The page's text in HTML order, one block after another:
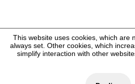
This website uses cookies, which are
always set. Other cookies, which
simplify interaction with other